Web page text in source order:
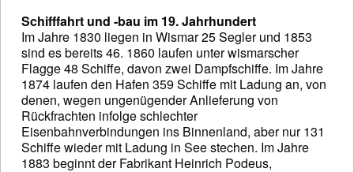
Schifffahrt und -bau im 19. Jahrhundert
Im Jahre 1830 liegen in Wismar 25 Segler und 1853
sind es bereits 46. 1860 laufen unter wismarscher
Flagge 48 Schiffe, davon zwei Dampfschiffe. Im Jahre
1874 laufen den Hafen 359 Schiffe mit Ladung an, von
denen, wegen ungenügender Anlieferung von
Rückfrachten infolge schlechter
Eisenbahnverbindungen ins Binnenland, aber nur 131
Schiffe wieder mit Ladung in See stechen. Im Jahre
1883 beginnt der Fabrikant Heinrich Podeus,